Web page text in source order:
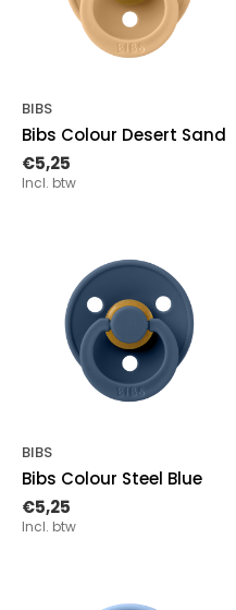
BIBS
Bibs Colour Desert Sand
€5,25
Incl. btw
BIBS
Bibs Colour Steel Blue
€5,25
Incl. btw